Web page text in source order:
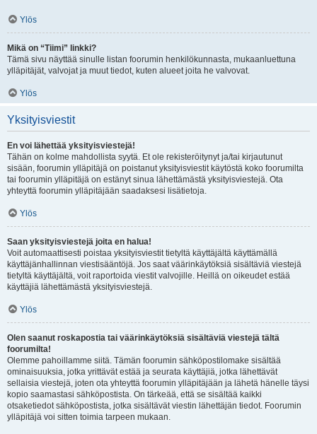
Ylös
Mikä on “Tiimi” linkki?
Tämä sivu näyttää sinulle listan foorumin henkilökunnasta, mukaanluettuna
ylläpitäjät, valvojat ja muut tiedot, kuten alueet joita he valvovat.
Ylös
Yksityisviestit
En voi lähettää yksityisviestejä!
Tähän on kolme mahdollista syytä. Et ole rekisteröitynyt ja/tai kirjautunut
sisään, foorumin ylläpitäjä on poistanut yksityisviestit käytöstä koko foorumilta
tai foorumin ylläpitäjä on estänyt sinua lähettämästä yksityisviestejä. Ota
yhteyttä foorumin ylläpitäjään saadaksesi lisätietoja.
Ylös
Saan yksityisviestejä joita en halua!
Voit automaattisesti poistaa yksityisviestit tietyltä käyttäjältä käyttämällä
käyttäjänhallinnan viestisääntöjä. Jos saat väärinkäytöksiä sisältäviä viestejä
tietyltä käyttäjältä, voit raportoida viestit valvojille. Heillä on oikeudet estää
käyttäjiä lähettämästä yksityisviestejä.
Ylös
Olen saanut roskapostia tai väärinkäytöksiä sisältäviä viestejä tältä
foorumilta!
Olemme pahoillamme siitä. Tämän foorumin sähköpostilomake sisältää
ominaisuuksia, jotka yrittävät estää ja seurata käyttäjiä, jotka lähettävät
sellaisia viestejä, joten ota yhteyttä foorumin ylläpitäjään ja lähetä hänelle täysi
kopio saamastasi sähköpostista. On tärkeää, että se sisältää kaikki
otsaketiedot sähköpostista, jotka sisältävät viestin lähettäjän tiedot. Foorumin
ylläpitäjä voi sitten toimia tarpeen mukaan.